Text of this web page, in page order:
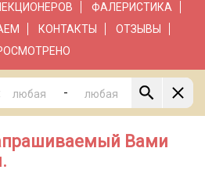
ФАЛЕРИСТИКА
КОНТАКТЫ
ОТЗЫВЫ
-
Вами